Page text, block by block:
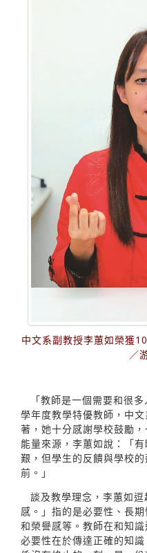
中文系副教授李蕙如榮獲
／
「教師是一個需要和很
學年度教學特優教師，中
著，她十分感謝學校鼓勵
能量來源，李蕙如說：「
艱，但學生的反饋與學校
前。」
談及教學理念，李蕙如
感。」指的是必要性、長
和榮譽感等。教師在和知
必要性在於傳達正確的知